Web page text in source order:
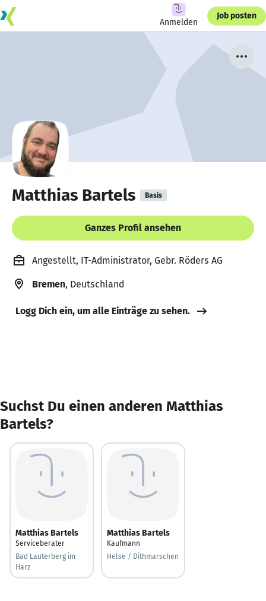
Anmelden
Job posten
Matthias Bartels Basis
Ganzes Profil ansehen
Angestellt, IT-Administrator, Gebr. Röders AG
Bremen, Deutschland
Logg Dich ein, um alle Einträge zu sehen.
Suchst Du einen anderen Matthias
Bartels?
Matthias Bartels
Serviceberater
Bad Lauterberg im
Harz
Matthias Bartels
Kaufmann
Helse / Dithmarschen